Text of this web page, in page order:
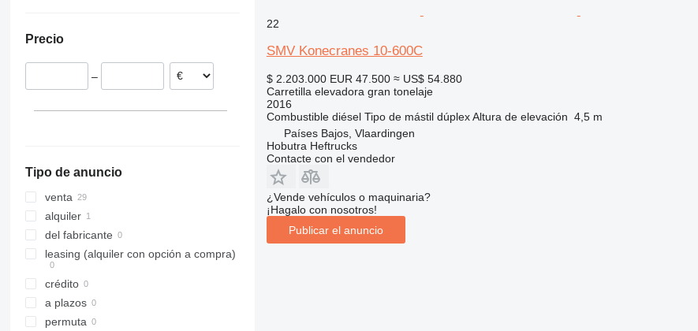
555-260R
560
ESD
ESE
FXH
FXV
Kanvan
R-series
RC
RX
SXD
SXH
52120
LWE
RREDinamarca
Precio
–
Tipo de anuncio
venta
alquiler
del fabricante
leasing (alquiler con opción a compra)
crédito
a plazos
permuta
22
SMV Konecranes 10-600C
$ 2.203.000 EUR 47.500 ≈ US$ 54.880
Carretilla elevadora gran tonelaje
2016
Combustible diésel Tipo de mástil dúplex Altura de elevación 4,5 m
Países Bajos, Vlaardingen
Hobutra Heftrucks
Contacte con el vendedor
¿Vende vehículos o maquinaria?
¡Hagalo con nosotros!
Publicar el anuncio